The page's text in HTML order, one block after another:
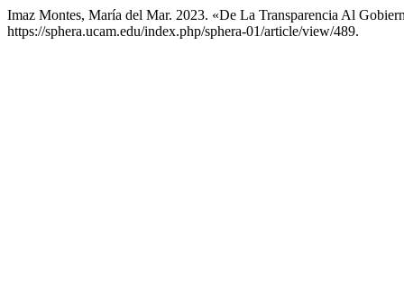
Imaz Montes, María del Mar. 2023. «De La Transparencia Al
https://sphera.ucam.edu/index.php/sphera-01/article/view/489.